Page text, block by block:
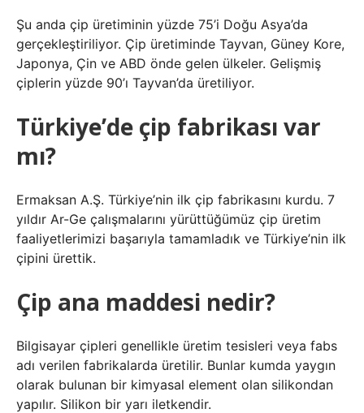
Şu anda çip üretiminin yüzde 75’i Doğu Asya’da
gerçekleştiriliyor. Çip üretiminde Tayvan, Güney Kore,
Japonya, Çin ve ABD önde gelen ülkeler. Gelişmiş
çiplerin yüzde 90’ı Tayvan’da üretiliyor.
Türkiye’de çip fabrikası var
mı?
Ermaksan A.Ş. Türkiye’nin ilk çip fabrikasını kurdu. 7
yıldır Ar-Ge çalışmalarını yürüttüğümüz çip üretim
faaliyetlerimizi başarıyla tamamladık ve Türkiye’nin ilk
çipini ürettik.
Çip ana maddesi nedir?
Bilgisayar çipleri genellikle üretim tesisleri veya fabs
adı verilen fabrikalarda üretilir. Bunlar kumda yaygın
olarak bulunan bir kimyasal element olan silikondan
yapılır. Silikon bir yarı iletkendir.